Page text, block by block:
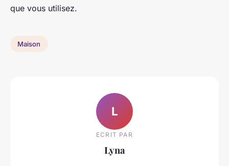
que vous utilisez.
Maison
L
ECRIT PAR
Lyna